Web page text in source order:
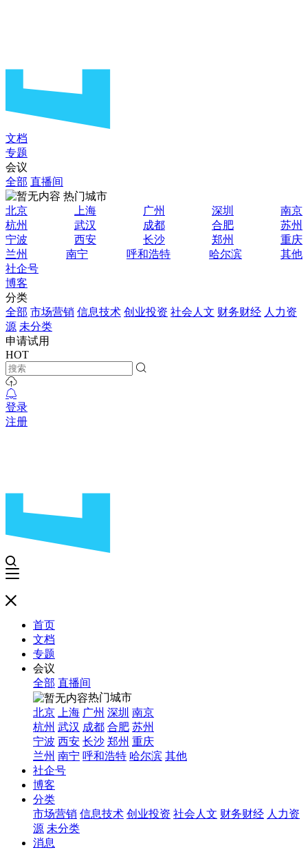
文档
专题
会议
全部 直播间
热门城市
北京
上海 广州 深圳
南京
杭州
武汉 成都 合肥
苏州
宁波
西安 长沙 郑州
重庆
兰州
南宁 呼和浩特 哈尔滨
其他
社企号
博客
分类
全部 市场营销 信息技术 创业投资 社会人文 财务财经 人力资
源 未分类
申请试用
HOT
登录
注册
首页
文档
专题
会议
全部 直播间
热门城市
北京
上海 广州 深圳 南京
杭州 武汉 成都 合肥 苏州
宁波 西安 长沙 郑州 重庆
兰州 南宁 呼和浩特 哈尔滨 其他
社企号
博客
分类
市场营销 信息技术 创业投资 社会人文 财务财经 人力资
源 未分类
消息